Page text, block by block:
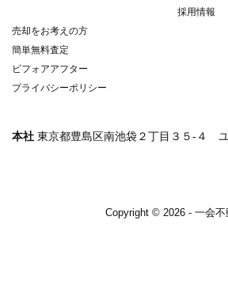
採用情報
売却をお考えの方
簡単無料査定
ビフォアアフター
プライバシーポリシー
本社 東京都豊島区南池袋２丁目３５-４
Copyright © 2026 - 一会不